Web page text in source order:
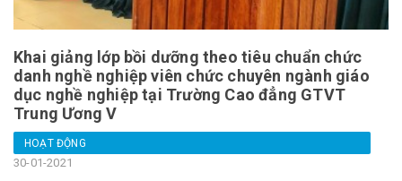
Khai giảng lớp bồi dưỡng theo tiêu chuẩn chức
danh nghề nghiệp viên chức chuyên ngành giáo
dục nghề nghiệp tại Trường Cao đẳng GTVT
Trung Ương V
HOẠT ĐỘNG
30-01-2021